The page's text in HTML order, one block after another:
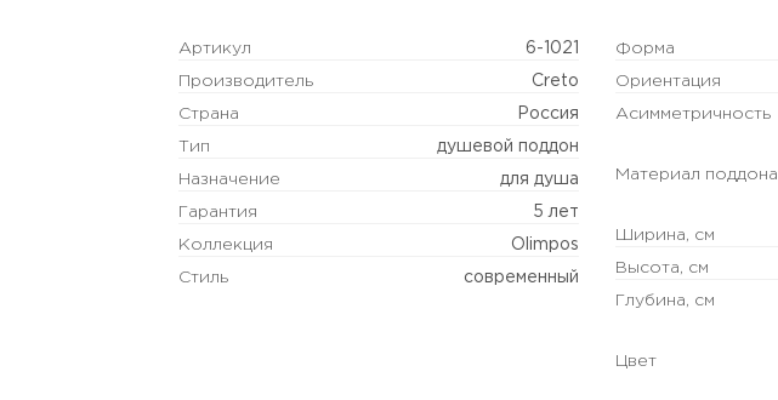
Артикул 6-1021
Производитель Creto
Страна Россия
Тип душевой поддон
Назначение для душа
Гарантия 5 лет
Коллекция Olimpos
Стиль современный
Форма
Ориентация
Асимметричность
Материал поддона
Ширина, см
Высота, см
Глубина, см
Цвет